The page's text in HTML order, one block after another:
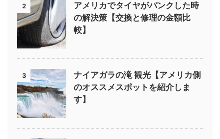
2
アメリカでタイヤがパンクした時
の解決策【交換と修理の金額比
較】
3
ナイアガラの滝 観光【アメリカ側
のオススメスポットを紹介しま
す】